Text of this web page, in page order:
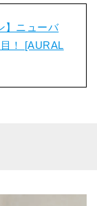
】ニューバ
！ [AURAL